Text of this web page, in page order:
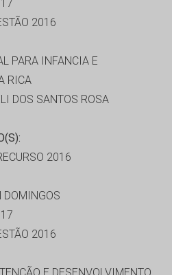
2016
PARA INFANCIA E
RICA
DOS SANTOS ROSA
2016
DOMINGOS
2016